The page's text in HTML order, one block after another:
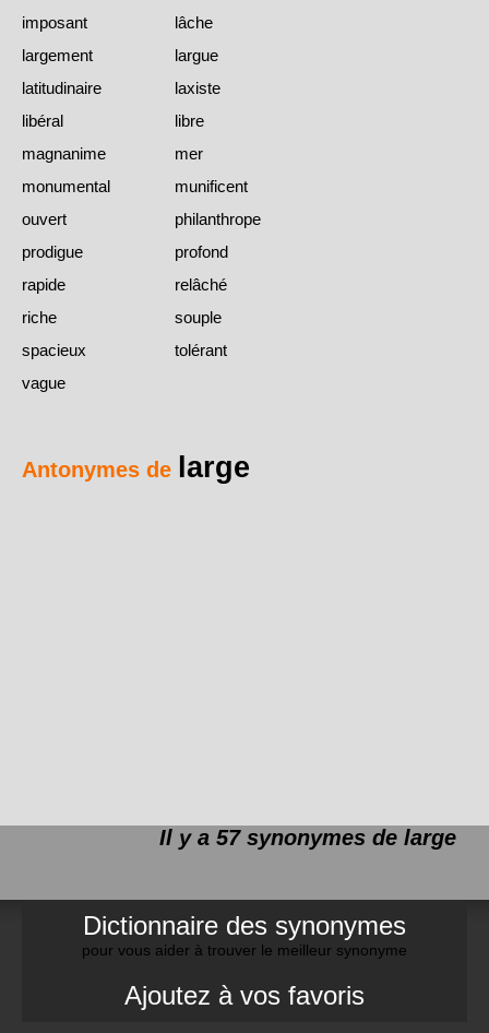
imposant
lâche
largement
largue
latitudinaire
laxiste
libéral
libre
magnanime
mer
monumental
munificent
ouvert
philanthrope
prodigue
profond
rapide
relâché
riche
souple
spacieux
tolérant
vague
Antonymes de large
Il y a 57 synonymes de large
Dictionnaire des synonymes
pour vous aider à trouver le meilleur synonyme
Ajoutez à vos favoris